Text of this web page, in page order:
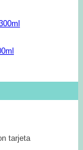
tarjeta